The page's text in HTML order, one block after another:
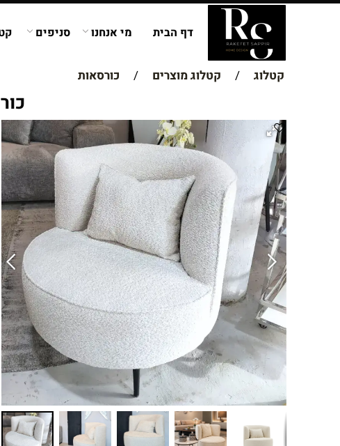
דף הבית מי אנחנו סניפים
קטלוג / קטלוג מוצרים / כורסאות